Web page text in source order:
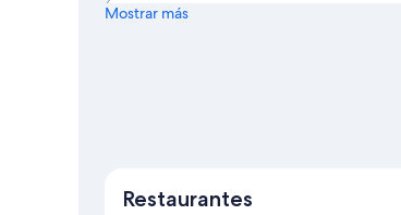
Ver más apartamentos en Muraidhoo
Mostrar más
Restaurantes